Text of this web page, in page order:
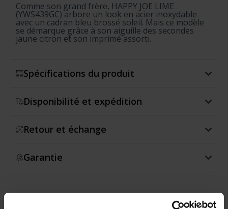
Comme son grand frère, HAPPY JOE LIME
(YWS439GC) arbore un look en acier inoxydable
avec un cadran bleu brossé soleil. Mais ce modèle
se démarque grâce à son aiguille des secondes
jaune citron et son imprimé assorti.
Spécifications du produit
Disponibilité et expédition
Retour et échange
Garantie